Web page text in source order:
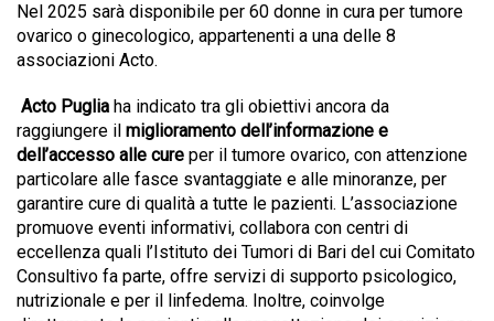
Nel 2025 sarà disponibile per 60 donne in cura per tumore
ovarico o ginecologico, appartenenti a una delle 8
associazioni Acto.
Acto Puglia ha indicato tra gli obiettivi ancora da
raggiungere il miglioramento dell’informazione e
dell’accesso alle cure per il tumore ovarico, con attenzione
particolare alle fasce svantaggiate e alle minoranze, per
garantire cure di qualità a tutte le pazienti. L’associazione
promuove eventi informativi, collabora con centri di
eccellenza quali l’Istituto dei Tumori di Bari del cui Comitato
Consultivo fa parte, offre servizi di supporto psicologico,
nutrizionale e per il linfedema. Inoltre, coinvolge